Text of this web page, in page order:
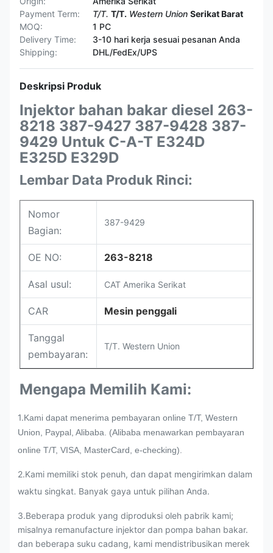
Payment Term:
T/T. T/T. Western Union Serikat Barat
MOQ:
1 PC
Delivery Time:
3-10 hari kerja sesuai pesanan Anda
Shipping:
DHL/FedEx/UPS
Deskripsi Produk
Injektor bahan bakar diesel 263-
8218 387-9427 387-9428 387-
9429 Untuk C-A-T E324D
E325D E329D
Lembar Data Produk Rinci:
Nomor
Bagian:
387-9429
OE NO: 263-8218
Asal usul: CAT Amerika Serikat
CAR Mesin penggali
Tanggal
pembayaran:
T/T. Western Union
Mengapa Memilih Kami:
1.Kami dapat menerima pembayaran online T/T, Western
Union, Paypal, Alibaba. (Alibaba menawarkan pembayaran
online T/T, VISA, MasterCard, e-checking).
2.Kami memiliki stok penuh, dan dapat mengirimkan dalam
waktu singkat. Banyak gaya untuk pilihan Anda.
3.Beberapa produk yang diproduksi oleh pabrik kami;
misalnya remanufacture injektor dan pompa bahan bakar.
dan beberapa suku cadang, kami mendistribusikan merek